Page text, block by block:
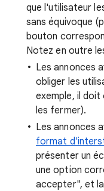
que l'utilisateur
sans équivoque
bouton
Notez en outre
Les annonces
obliger les
exemple, il
les fermer).
Les annonces
format
présenter un
une option
accepter", et